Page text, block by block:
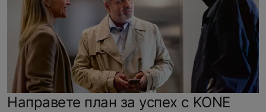
Направете план за успех с KONE